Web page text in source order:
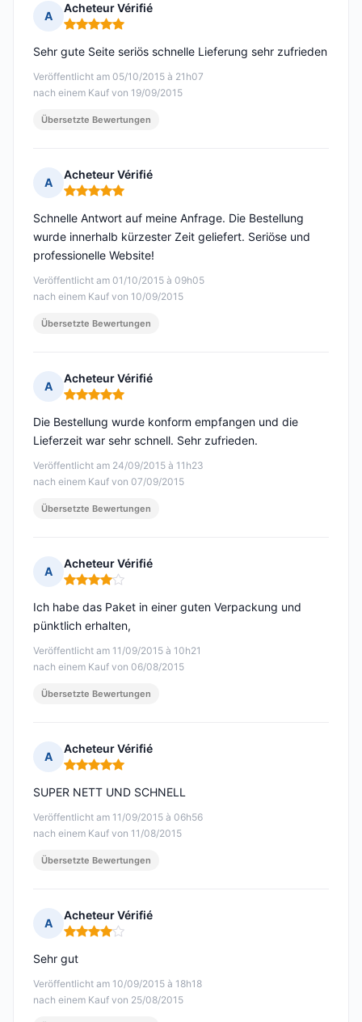
A
Acheteur Vérifié
Hinweis: 5 von 5
Veröffentlicht am 05/10/2015 à 21h07
nach einem Kauf von 19/09/2015
Sehr gute Seite seriös schnelle Lieferung sehr zufrieden
Übersetzte Bewertungen
A
Acheteur Vérifié
Hinweis: 5 von 5
Veröffentlicht am 01/10/2015 à 09h05
nach einem Kauf von 10/09/2015
Schnelle Antwort auf meine Anfrage. Die Bestellung
wurde innerhalb kürzester Zeit geliefert. Seriöse und
professionelle Website!
Übersetzte Bewertungen
A
Acheteur Vérifié
Hinweis: 5 von 5
Veröffentlicht am 24/09/2015 à 11h23
nach einem Kauf von 07/09/2015
Die Bestellung wurde konform empfangen und die
Lieferzeit war sehr schnell. Sehr zufrieden.
Übersetzte Bewertungen
A
Acheteur Vérifié
Hinweis: 4 von 5
Veröffentlicht am 11/09/2015 à 10h21
nach einem Kauf von 06/08/2015
Ich habe das Paket in einer guten Verpackung und
pünktlich erhalten,
Übersetzte Bewertungen
A
Acheteur Vérifié
Hinweis: 5 von 5
Veröffentlicht am 11/09/2015 à 06h56
nach einem Kauf von 11/08/2015
SUPER NETT UND SCHNELL
Übersetzte Bewertungen
A
Acheteur Vérifié
Hinweis: 4 von 5
Veröffentlicht am 10/09/2015 à 18h18
nach einem Kauf von 25/08/2015
Sehr gut